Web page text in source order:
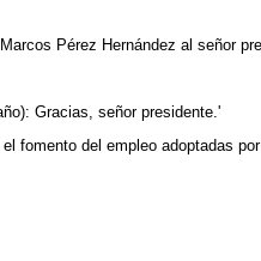
Pérez Hernández al señor
Gracias, señor presidente.'
fomento del empleo adoptadas